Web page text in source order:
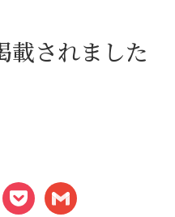
ビジネスソリューショ
事業部
載されました